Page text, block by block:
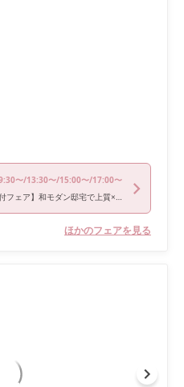
〜/13:30〜/15:00〜/17:00〜
【黒毛和牛等｜無料試食付フェア】和モダン邸宅で上質×洗練Wを
ほかのフェアを見る